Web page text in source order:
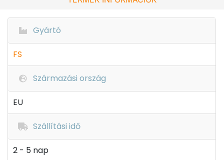
Gyártó
FS
Származási ország
EU
Szállítási idő
2 - 5 nap